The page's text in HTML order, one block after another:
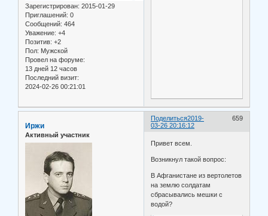
Зарегистрирован: 2015-01-29
Приглашений: 0
Сообщений: 464
Уважение: +4
Позитив: +2
Пол: Мужской
Провел на форуме:
13 дней 12 часов
Последний визит:
2024-02-26 00:21:01
Поделиться 659
2019-
03-26 20:16:12
Иржи
Активный участник
Привет всем.
Возникнул такой вопрос:
В Афганистане из вертолетов
на землю солдатам
сбрасывались мешки с
водой?